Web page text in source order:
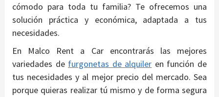
cómodo para toda tu familia? Te ofrecemos una
solución práctica y económica, adaptada a tus
necesidades.
En Malco Rent a Car encontrarás las mejores
variedades de furgonetas de alquiler en función de
tus necesidades y al mejor precio del mercado. Sea
porque quieras realizar tú mismo y de forma segura